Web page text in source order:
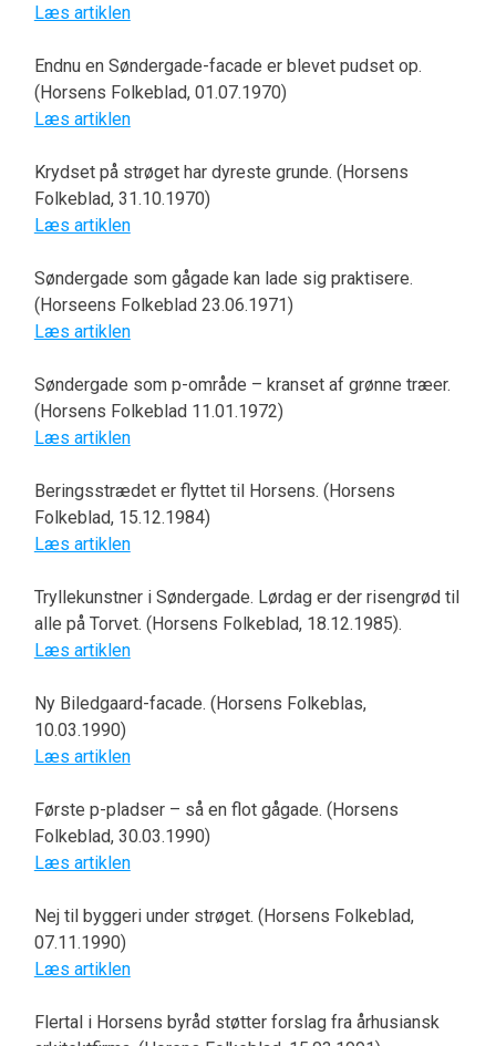
Læs artiklen
Endnu en Søndergade-facade er blevet pudset op.
(Horsens Folkeblad, 01.07.1970)
Læs artiklen
Krydset på strøget har dyreste grunde. (Horsens
Folkeblad, 31.10.1970)
Læs artiklen
Søndergade som gågade kan lade sig praktisere.
(Horseens Folkeblad 23.06.1971)
Læs artiklen
Søndergade som p-område – kranset af grønne træer.
(Horsens Folkeblad 11.01.1972)
Læs artiklen
Beringsstrædet er flyttet til Horsens. (Horsens
Folkeblad, 15.12.1984)
Læs artiklen
Tryllekunstner i Søndergade. Lørdag er der risengrød til
alle på Torvet. (Horsens Folkeblad, 18.12.1985).
Læs artiklen
Ny Biledgaard-facade. (Horsens Folkeblas,
10.03.1990)
Læs artiklen
Første p-pladser – så en flot gågade. (Horsens
Folkeblad, 30.03.1990)
Læs artiklen
Nej til byggeri under strøget. (Horsens Folkeblad,
07.11.1990)
Læs artiklen
Flertal i Horsens byråd støtter forslag fra århusiansk